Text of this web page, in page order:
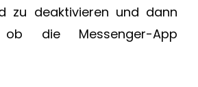
zu deaktivieren und dann
die Messenger-App